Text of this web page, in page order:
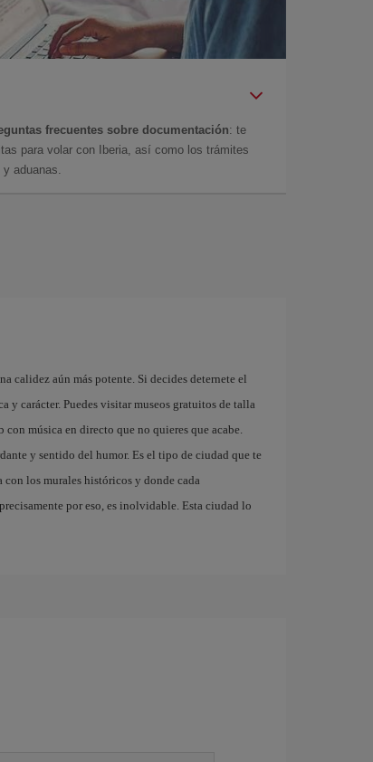
frecuentes sobre documentación: te
para volar con Iberia, así como los trámites
aduanas.
calidez aún más potente. Si decides deternete el
carácter. Puedes visitar museos gratuitos de talla
música en directo que no quieres que acabe.
y sentido del humor. Es el tipo de ciudad que te
los murales históricos y donde cada
por eso, es inolvidable. Esta ciudad lo